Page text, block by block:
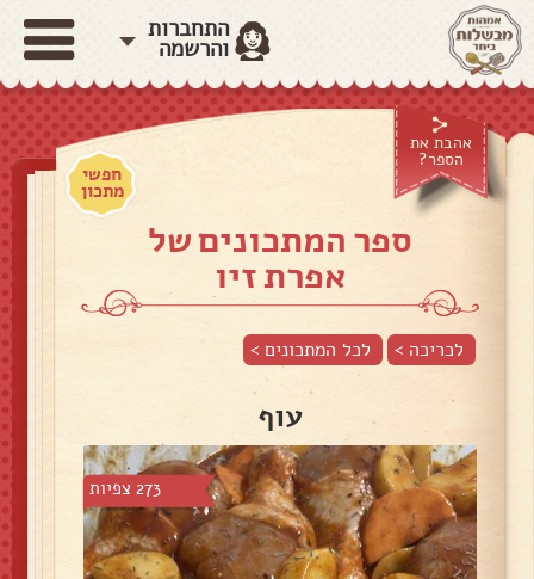
התחברות
והרשמה
אהבת את
הספר?
חפשי
מתכון
ספר המתכונים של
אפרת זיו
לכריכה > לכל המתכונים >
עוף
273 צפיות